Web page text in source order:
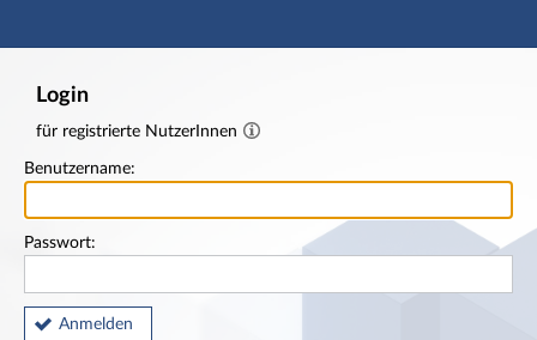
Hauptnavigation
Login
für registrierte NutzerInnen
Benutzername:
Passwort:
Anmelden